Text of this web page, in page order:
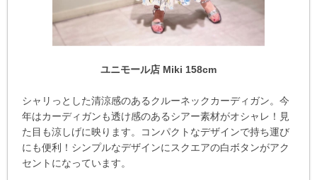
ユニモール店 Miki 158cm
シャリっとした清涼感のあるクルーネックカーディガン。今
年はカーディガンも透け感のあるシアー素材がオシャレ！見
た目も涼しげに映ります。コンパクトなデザインで持ち運び
にも便利！シンプルなデザインにスクエアの白ボタンがアク
セントになっています。